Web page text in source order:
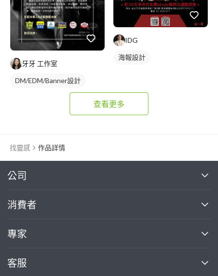
牙牙 工作室
DM/EDM/Banner設計
IDG
海報設計
查看更多
找靈感 作品詳情
公司
關於我們
部落格
加入我們
消費者
買服務
熱門服務
專家
案件中心
客服
繼續完成